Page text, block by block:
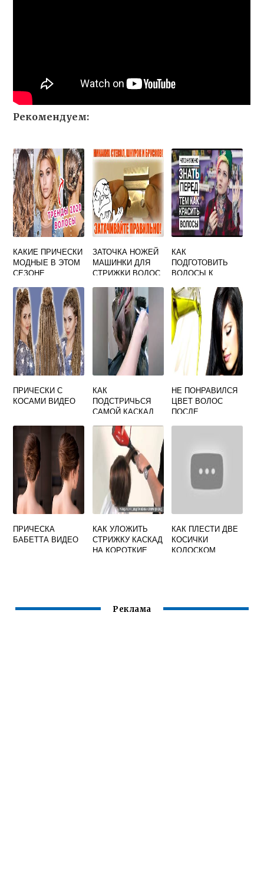
Рекомендуем:
КАКИЕ ПРИЧЕСКИ
МОДНЫЕ В ЭТОМ
СЕЗОНЕ
ЗАТОЧКА НОЖЕЙ
МАШИНКИ ДЛЯ
СТРИЖКИ ВОЛОС
УСЛОВИЯХ
ВИДЕО
КАК
ПОДГОТОВИТЬ
ВОЛОСЫ К
ПРИЧЕСКИ С
КОСАМИ ВИДЕО
КАК
ПОДСТРИЧЬСЯ
САМОЙ КАСКАД
ВОЛОСЫ
НЕ ПОНРАВИЛСЯ
ЦВЕТ ВОЛОС
ПОСЛЕ
ПРИЧЕСКА
БАБЕТТА ВИДЕО
КАК УЛОЖИТЬ
СТРИЖКУ КАСКАД
НА КОРОТКИЕ
КАК ПЛЕСТИ ДВЕ
КОСИЧКИ
КОЛОСКОМ
Реклама